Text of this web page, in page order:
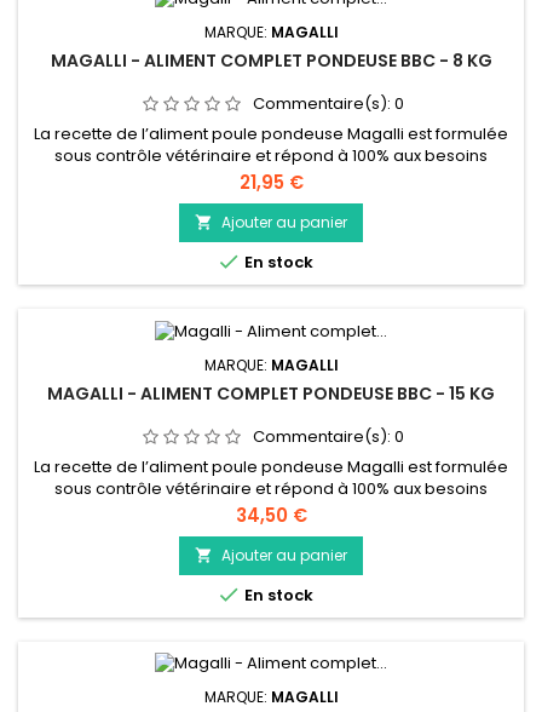
MARQUE: MAGALLI
MAGALLI - ALIMENT COMPLET PONDEUSE BBC - 8 KG
Commentaire(s): 0
La recette de l’aliment poule pondeuse Magalli est formulée
sous contrôle vétérinaire et répond à 100% aux besoins
physiologiques de vos poules adultes préférées. Pour
apporter toujours plus de plaisir à nos petites gourmandes,
le muesli poule pondeuse Bleu-Blanc-Coeur est composé
d’ingrédients gourmands et de qualité, rigoureusement
sélectionnés par nos...
Prix
21,95 €
 Ajouter au panier
 En stock
MARQUE: MAGALLI
MAGALLI - ALIMENT COMPLET PONDEUSE BBC - 15 KG
Commentaire(s): 0
La recette de l’aliment poule pondeuse Magalli est formulée
sous contrôle vétérinaire et répond à 100% aux besoins
physiologiques de vos poules adultes préférées. Pour
apporter toujours plus de plaisir à nos petites gourmandes,
le muesli poule pondeuse Bleu-Blanc-Coeur est composé
d’ingrédients gourmands et de qualité, rigoureusement
sélectionnés par nos...
Prix
34,50 €
 Ajouter au panier
 En stock
MARQUE: MAGALLI